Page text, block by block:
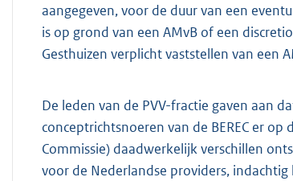
aangegeven, voor de duur van een
is op grond van een AMvB of een
Gesthuizen verplicht vaststellen van een
De leden van de PVV-fractie gaven aan
conceptrichtsnoeren van de BEREC er
Commissie) daadwerkelijk verschillen
voor de Nederlandse providers,